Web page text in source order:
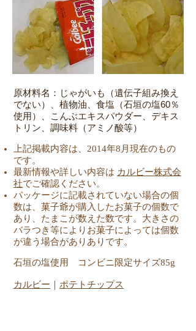
原材料名：じゃがいも（遺伝子組み換え
でない）、植物油、食塩（石垣の塩60％
使用）、こんぶエキスパウダー、デキス
トリン、調味料（アミノ酸等）
上記掲載内容は、2014年8月現在のもの
です。
最新情報や詳しい内容は カルビー株式会
社でご確認ください。
パッケージに記載されていない場合の個
数は、菓子爺が購入したお菓子の個数で
あり、たまこが数えた数です。大きさの
バラつき等によりお菓子によっては個数
が違う場合がありありです。
石垣の塩使用 コンビニ限定サイズ85g
​カルビー ポテトチップス